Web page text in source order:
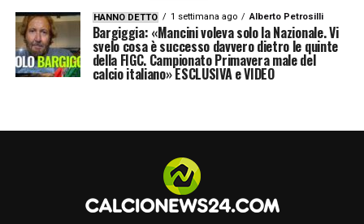
HANNO DETTO 1 settimana ago Alberto Petrosilli
Bargiggia: «Mancini voleva solo la Nazionale. Vi
svelo cosa è successo davvero dietro le quinte
della FIGC. Campionato Primavera male del
calcio italiano» ESCLUSIVA e VIDEO